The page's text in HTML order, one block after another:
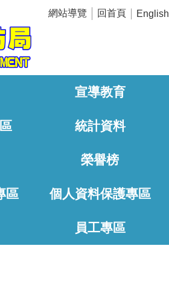
網站導覽 回首頁 English
宣導教育
統計資料
榮譽榜
區 個人資料保護專區
員工專區